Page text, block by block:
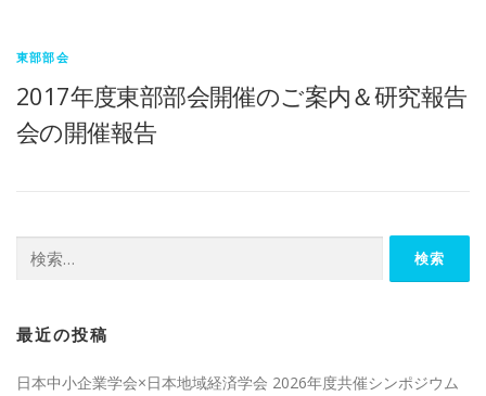
東部部会
2017年度東部部会開催のご案内＆研究報告
会の開催報告
索:
最近の投稿
日本中小企業学会×日本地域経済学会 2026年度共催シンポジウム